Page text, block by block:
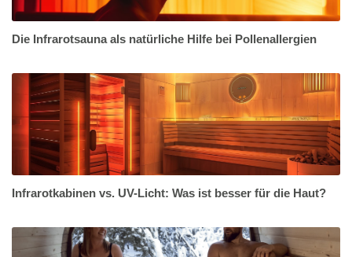
Die Infrarotsauna als natürliche Hilfe bei Pollenallergien
Infrarotkabinen vs. UV-Licht: Was ist besser für die Haut?